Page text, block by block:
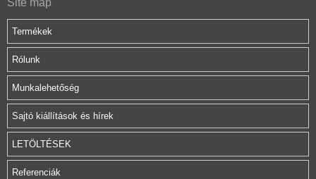
Site map
Termékek
Rólunk
Munkalehetőség
Sajtó kiállítások és hírek
LETÖLTÉSEK
Referenciák